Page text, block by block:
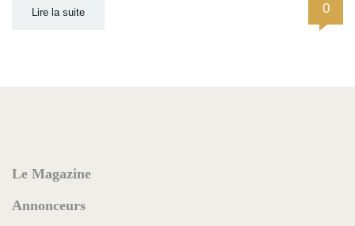
Lire la suite 0
Le Magazine
Annonceurs